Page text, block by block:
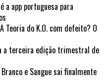
a app portuguesa para
Teoria do K.O. com defeito? O
a terceira edição trimestral de
e Sangue sai finalmente